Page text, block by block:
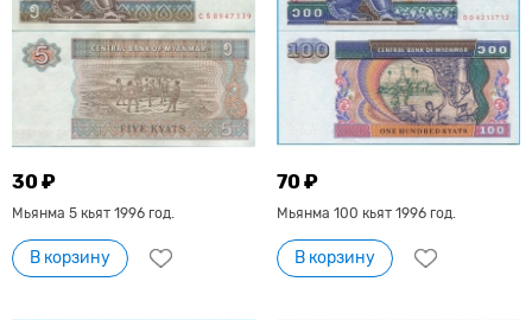
30 ₽
Мьянма 5 кьят 1996 год.
В корзину
70 ₽
Мьянма 100 кьят 1996 год.
В корзину